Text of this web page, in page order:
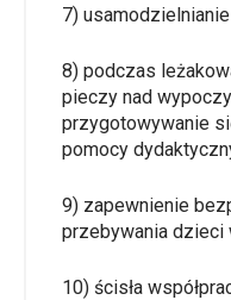
7)
8) podczas
pieczy nad
przygotowywanie
pomocy
9) zapewnienie
przebywania dzieci
10) ścisła